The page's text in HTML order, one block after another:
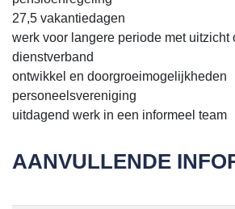
27,5 vakantiedagen
werk voor langere periode met uitzicht
dienstverband
ontwikkel en doorgroeimogelijkheden
personeelsvereniging
uitdagend werk in een informeel team
AANVULLENDE